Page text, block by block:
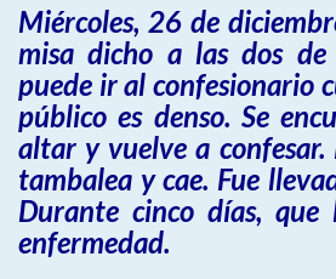
Miércoles, 26 de
misa dicho a las dos
puede ir al confesionario
público es denso. Se
altar y vuelve a confesar.
tambalea y cae. Fue
Durante cinco días,
enfermedad.